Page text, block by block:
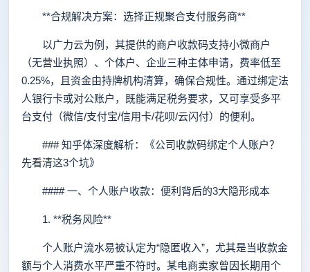
**合规解决方案：选择正规聚合支付服务商**
以广力云为例，其提供的商户收款码支持小微商户
（无营业执照）、个体户、企业三种主体申请，费率低至
0.25%，且资金由持牌机构清算，确保合规性。通过绑定法
人银行卡或对公账户，既能满足税务要求，又可享受多平
台支付（微信/支付宝/信用卡/花呗/云闪付）的便利。
### 知乎体深度解析：《公司收款码绑定个人账户？
先看清这3个坑》
#### 一、个人账户收款：便利背后的3大隐形成本
1. **税务风险**
个人账户流水易被认定为“隐匿收入”，尤其是当收款金
额与个人消费水平严重不符时。某电商卖家曾因长期用个